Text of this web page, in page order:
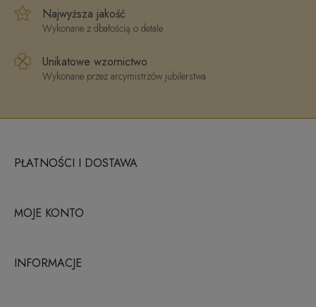
Najwyższa jakość
Wykonane z dbałością o detale
Unikatowe wzornictwo
Wykonane przez arcymistrzów jubilerstwa
PŁATNOŚCI I DOSTAWA
MOJE KONTO
INFORMACJE